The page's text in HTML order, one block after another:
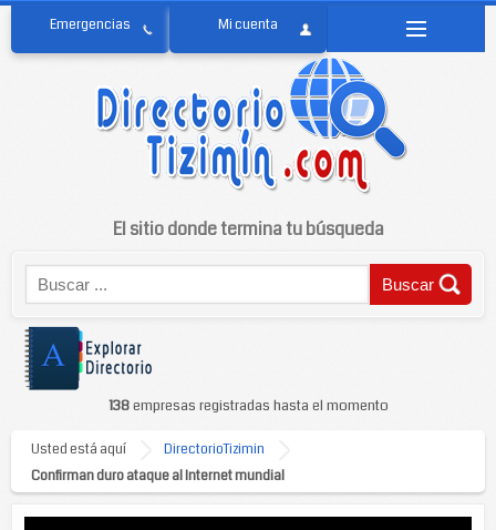
El sitio donde termina tu búsqueda
138empresas registradas hasta el momento
Usted está aquí
DirectorioTizimin
Confirman duro ataque al Internet mundial